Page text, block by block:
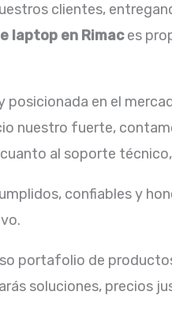
clientes,
laptop en Rimaces
posicionada en el
nuestro fuerte,
al soporte
confiables y
portafolio de
soluciones, precios